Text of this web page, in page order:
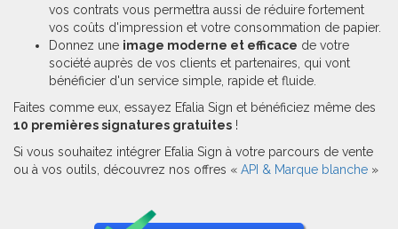
vos contrats vous permettra aussi de réduire fortement
vos coûts d'impression et votre consommation de papier.
Donnez une image moderne et efficace de votre
société auprès de vos clients et partenaires, qui vont
bénéficier d'un service simple, rapide et fluide.
Faites comme eux, essayez Efalia Sign et bénéficiez même des
10 premières signatures gratuites !
Si vous souhaitez intégrer Efalia Sign à votre parcours de vente
ou à vos outils, découvrez nos offres « API & Marque blanche »